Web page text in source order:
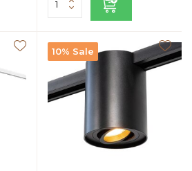
10% Sale